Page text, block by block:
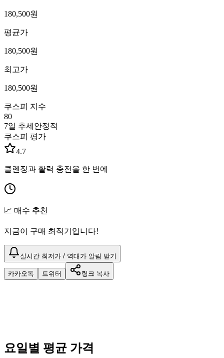
180,500원
평균가
180,500원
최고가
180,500원
쿠스피 지수
80
7일 추세 안정적
쿠스피 평가
4.7
클렌징과 활력 충전을 한 번에
📈 매수 추천
지금이 구매 최적기입니다!
실시간 최저가 / 역대가 알림 받기
카카오톡 트위터 링크 복사
요일별 평균 가격